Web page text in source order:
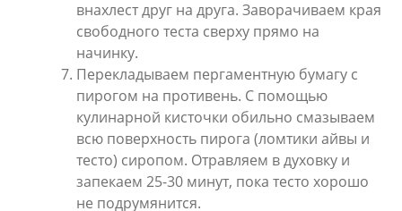
внахлест друг на друга. Заворачиваем края
свободного теста сверху прямо на
начинку.
Перекладываем пергаментную бумагу с
пирогом на противень. С помощью
кулинарной кисточки обильно смазываем
всю поверхность пирога (ломтики айвы и
тесто) сиропом. Отравляем в духовку и
запекаем 25-30 минут, пока тесто хорошо
не подрумянится.